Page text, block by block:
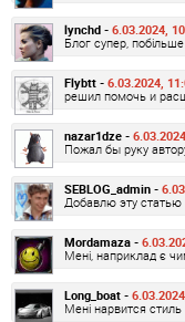
lynchd - 6.03.2024,
Блог супер,
Flybtt - 6.03.2024,
решил помочь и
nazar1dze -
Пожал бы руку
SEBLOG_admin -
Добавлю эту статью
Mordamaza -
Мені, наприклад є
Long_boat -
Мені нарвится